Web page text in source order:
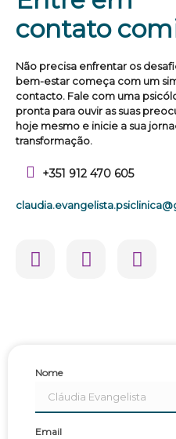
contato
Não precisa enfrentar os
bem-estar começa com um
contacto. Fale com uma
pronta para ouvir as suas
hoje mesmo e inicie a sua
transformação.
+351 912 470 605
Nome
Email